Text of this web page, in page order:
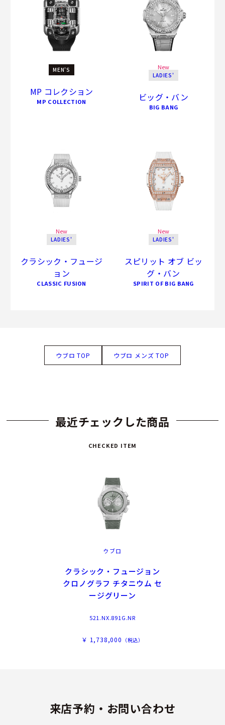
MEN'S
MP コレクション
MP COLLECTION
New
LADIES'
ビッグ・バン
BIG BANG
New
LADIES'
クラシック・フュージ
ョン
CLASSIC FUSION
New
LADIES'
スピリット オブ ビッ
グ・バン
SPIRIT OF BIG BANG
ウブロ TOP ウブロ メンズ TOP
最近チェックした商品
CHECKED ITEM
ウブロ
クラシック・フュージョン
クロノグラフ チタニウム セ
ージグリーン
521.NX.891G.NR
￥ 1,738,000 （税込）
来店予約・お問い合わせ